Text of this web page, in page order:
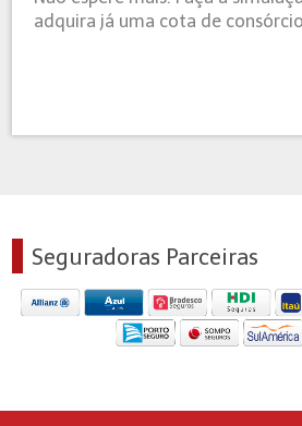
adquira já uma cota de
Seguradoras Parceiras